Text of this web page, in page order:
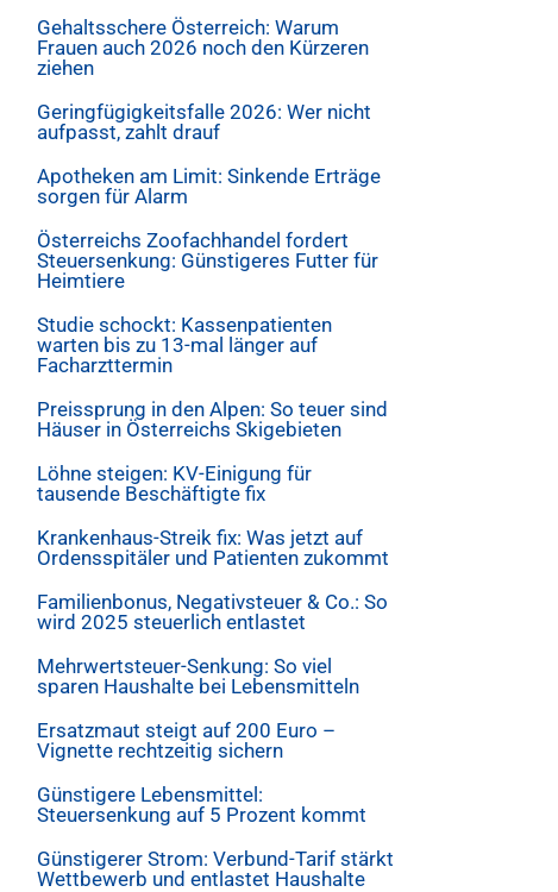
Gehaltsschere Österreich: Warum
Frauen auch 2026 noch den Kürzeren
ziehen
Geringfügigkeitsfalle 2026: Wer nicht
aufpasst, zahlt drauf
Apotheken am Limit: Sinkende Erträge
sorgen für Alarm
Österreichs Zoofachhandel fordert
Steuersenkung: Günstigeres Futter für
Heimtiere
Studie schockt: Kassenpatienten
warten bis zu 13-mal länger auf
Facharzttermin
Preissprung in den Alpen: So teuer sind
Häuser in Österreichs Skigebieten
Löhne steigen: KV-Einigung für
tausende Beschäftigte fix
Krankenhaus-Streik fix: Was jetzt auf
Ordensspitäler und Patienten zukommt
Familienbonus, Negativsteuer & Co.: So
wird 2025 steuerlich entlastet
Mehrwertsteuer-Senkung: So viel
sparen Haushalte bei Lebensmitteln
Ersatzmaut steigt auf 200 Euro –
Vignette rechtzeitig sichern
Günstigere Lebensmittel:
Steuersenkung auf 5 Prozent kommt
Günstigerer Strom: Verbund-Tarif stärkt
Wettbewerb und entlastet Haushalte